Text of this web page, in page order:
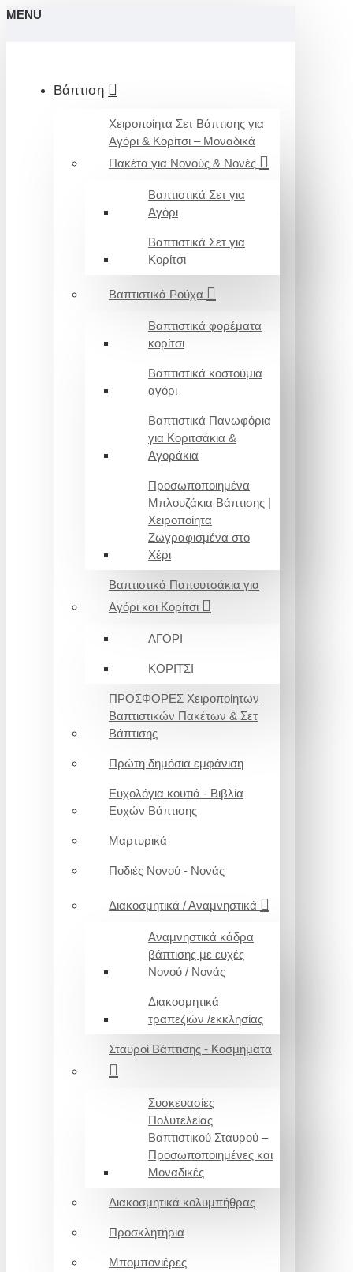
MENU
Βάπτιση
Χειροποίητα Σετ Βάπτισης για
Αγόρι & Κορίτσι – Μοναδικά
Πακέτα για Νονούς & Νονές
Βαπτιστικά Σετ για
Αγόρι
Βαπτιστικά Σετ για
Κορίτσι
Βαπτιστικά Ρούχα
Βαπτιστικά φορέματα
κορίτσι
Βαπτιστικά κοστούμια
αγόρι
Βαπτιστικά Πανωφόρια
για Κοριτσάκια &
Αγοράκια
Προσωποποιημένα
Μπλουζάκια Βάπτισης |
Χειροποίητα
Ζωγραφισμένα στο
Χέρι
Βαπτιστικά Παπουτσάκια για
Αγόρι και Κορίτσι
ΑΓΟΡΙ
ΚΟΡΙΤΣΙ
ΠΡΟΣΦΟΡΕΣ Χειροποίητων
Βαπτιστικών Πακέτων & Σετ
Βάπτισης
Πρώτη δημόσια εμφάνιση
Ευχολόγια κουτιά - Βιβλία
Ευχών Βάπτισης
Μαρτυρικά
Ποδιές Νονού - Νονάς
Διακοσμητικά / Αναμνηστικά
Αναμνηστικά κάδρα
βάπτισης με ευχές
Νονού / Νονάς
Διακοσμητικά
τραπεζιών /εκκλησίας
Σταυροί Βάπτισης - Κοσμήματα
Συσκευασίες
Πολυτελείας
Βαπτιστικού Σταυρού –
Προσωποποιημένες και
Μοναδικές
Διακοσμητικά κολυμπήθρας
Προσκλητήρια
Μπομπονιέρες